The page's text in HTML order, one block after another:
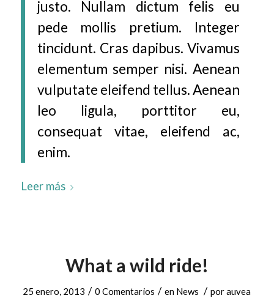
justo. Nullam dictum felis eu
pede mollis pretium. Integer
tincidunt. Cras dapibus. Vivamus
elementum semper nisi. Aenean
vulputate eleifend tellus. Aenean
leo ligula, porttitor eu,
consequat vitae, eleifend ac,
enim.
Leer más
What a wild ride!
25 enero, 2013 / 0 Comentarios / en News / porauvea